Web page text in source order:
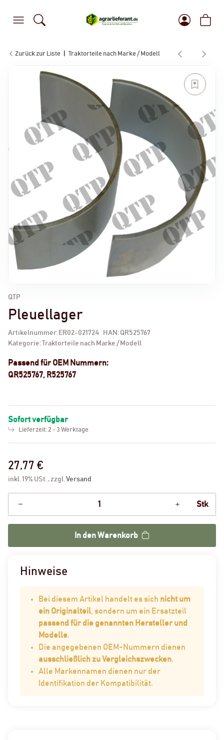
Zurück zur Liste Traktorteile nach Marke / Modell
QTP
Pleuellager
Artikelnummer: ER02-021724 HAN: QR525767
Kategorie:
Traktorteile nach Marke / Modell
Passend für OEM Nummern:
QR525767, R525767
Sofort verfügbar
Lieferzeit: 2 - 3 Werktage
27,77 €
inkl. 19% USt. , zzgl.Versand
Stk
In den Warenkorb
Hinweise
Bei diesem Artikel handelt es sich nicht um
ein Originalteil , sondern um ein Ersatzteil
passend für die genannten Hersteller und
Modelle.
Die angegebenen OEM-Nummern dienen
ausschließlich zu Vergleichszwecken.
Alle Markennamen dienen nur der
Identifikation der Kompatibilität.